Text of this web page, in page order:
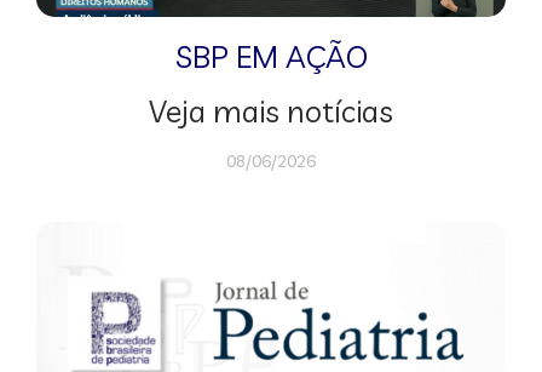
SBP EM AÇÃO
Veja mais notícias
08/06/2026